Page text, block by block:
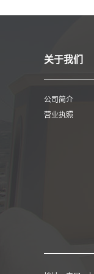
关于我们
公司简介
营业执照